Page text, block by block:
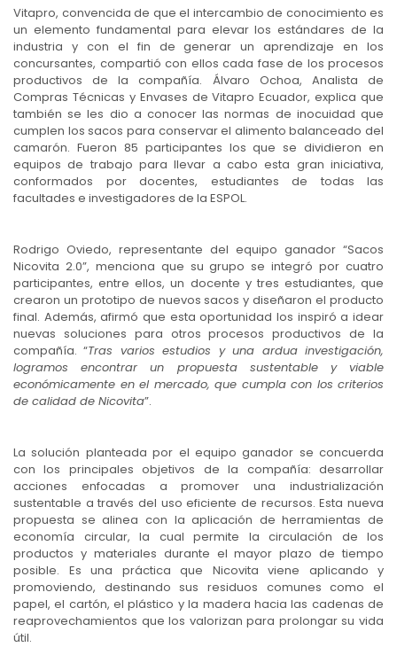
Vitapro, convencida de que el intercambio de conocimiento es
un elemento fundamental para elevar los estándares de la
industria y con el fin de generar un aprendizaje en los
concursantes, compartió con ellos cada fase de los procesos
productivos de la compañía. Álvaro Ochoa, Analista de
Compras Técnicas y Envases de Vitapro Ecuador, explica que
también se les dio a conocer las normas de inocuidad que
cumplen los sacos para conservar el alimento balanceado del
camarón. Fueron 85 participantes los que se dividieron en
equipos de trabajo para llevar a cabo esta gran iniciativa,
conformados por docentes, estudiantes de todas las
facultades e investigadores de la ESPOL.
Rodrigo Oviedo, representante del equipo ganador “Sacos
Nicovita 2.0”, menciona que su grupo se integró por cuatro
participantes, entre ellos, un docente y tres estudiantes, que
crearon un prototipo de nuevos sacos y diseñaron el producto
final. Además, afirmó que esta oportunidad los inspiró a idear
nuevas soluciones para otros procesos productivos de la
compañía. “Tras varios estudios y una ardua investigación,
logramos encontrar un propuesta sustentable y viable
económicamente en el mercado, que cumpla con los criterios
de calidad de Nicovita”.
La solución planteada por el equipo ganador se concuerda
con los principales objetivos de la compañía: desarrollar
acciones enfocadas a promover una industrialización
sustentable a través del uso eficiente de recursos. Esta nueva
propuesta se alinea con la aplicación de herramientas de
economía circular, la cual permite la circulación de los
productos y materiales durante el mayor plazo de tiempo
posible. Es una práctica que Nicovita viene aplicando y
promoviendo, destinando sus residuos comunes como el
papel, el cartón, el plástico y la madera hacia las cadenas de
reaprovechamientos que los valorizan para prolongar su vida
útil.